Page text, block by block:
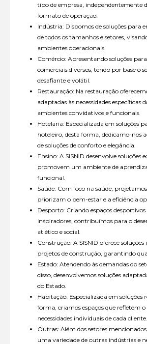
tipo de empresa, independentemente
formato de operação.
Indústria: Dispomos de soluções para
de todos os tamanhos e setores,
ambientes operacionais.
Comércio: Apresentando soluções
comerciais diversos, tendo por base o
desafiante e volátil.
Restauração: Na restauração
adaptadas às necessidades específicas
ambientes convidativos e funcionais.
Hotelaria: Especializada em soluções
hoteleiro, desta forma, dedicamo-nos
de soluções de conforto e elegância.
Ensino: A SISNID desenvolve soluções
promovem um ambiente de
funcional.
Saúde: Com foco na saúde,
priorizam o bem-estar e a eficiência
Desporto: Criando espaços
inspiradores, contribuímos para o
atlético e social.
Construção: A SISNID oferece
projetos de construção, garantindo
Estado: Atendendo às demandas do
disso, desenvolvemos soluções
do Estado.
Habitação: Especializada em soluções
forma, criamos espaços que refletem o
necessidades individuais de cada cliente.
Outras: Além dos setores
uma variedade de outras indústrias e